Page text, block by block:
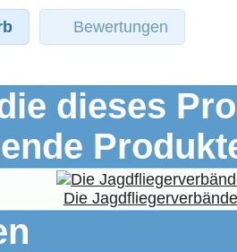
Bewertungen
dieses
Die